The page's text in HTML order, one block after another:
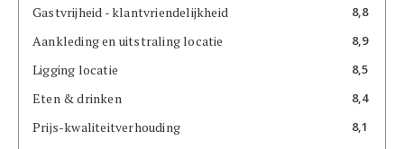
Gastvrijheid - klantvriendelijkheid 8,8
Aankleding en uitstraling locatie 8,9
Ligging locatie 8,5
Eten & drinken 8,4
Prijs-kwaliteitverhouding 8,1